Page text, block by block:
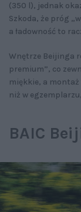
(350 l), jednak
Szkoda, że próg
a ładowność to
Wnętrze Beijinga
premium”, co
miękkie, a
niż w
BAIC